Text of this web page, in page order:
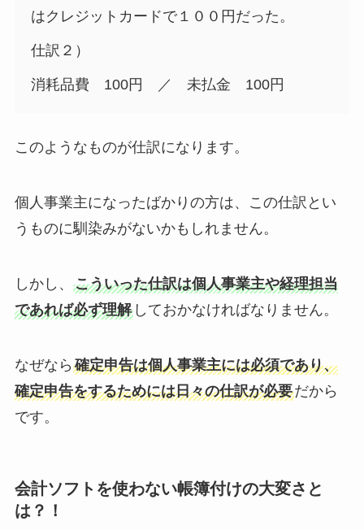
はクレジットカードで１００円だった。
仕訳２）
消耗品費 100円 ／ 未払金 100円
このようなものが仕訳になります。
個人事業主になったばかりの方は、この仕訳とい
うものに馴染みがないかもしれません。
しかし、 こういった仕訳は個人事業主や経理担当
であれば必ず理解しておかなければなりません。
なぜなら 確定申告は個人事業主には必須であり、
確定申告をするためには日々の仕訳が必要だから
です。
会計ソフトを使わない帳簿付けの大変さと
は？！